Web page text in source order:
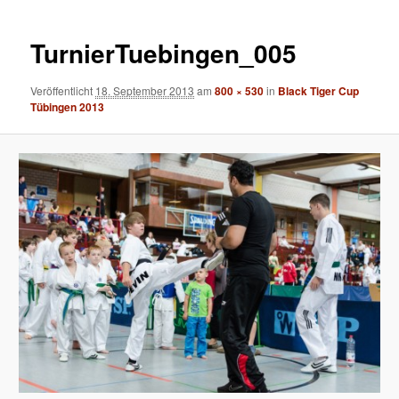
TurnierTuebingen_005
Veröffentlicht 18. September 2013 am800 × 530in Black Tiger Cup
Tübingen 2013